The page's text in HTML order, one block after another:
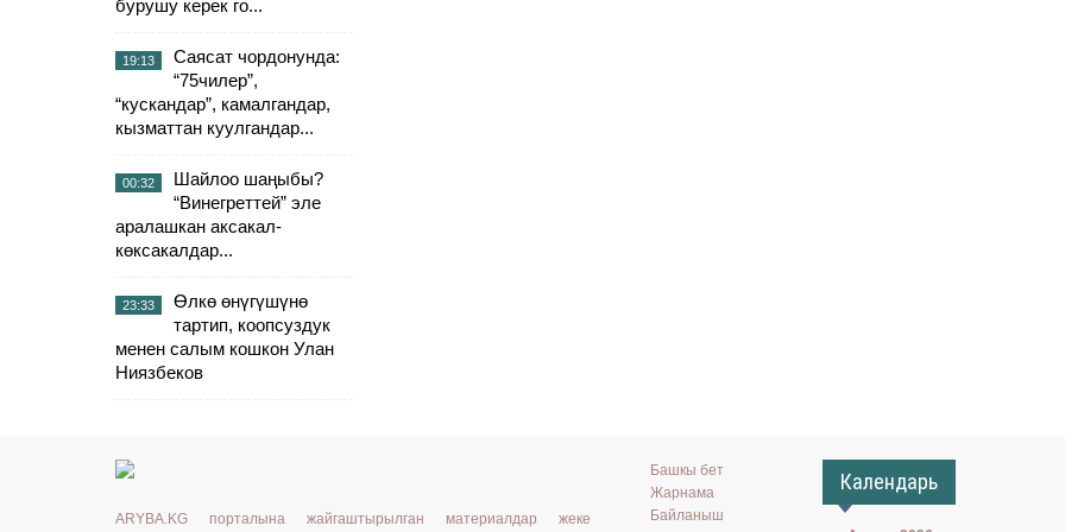
бурушу керек го...
19:13
Саясат чордонунда:
“75чилер”,
“кускандар”, камалгандар,
кызматтан куулгандар...
00:32
Шайлоо шаңыбы?
“Винегреттей” эле
аралашкан аксакал-
көксакалдар...
23:33
Өлкө өнүгүшүнө
тартип, коопсуздук
менен салым кошкон Улан
Ниязбеков
ARYBA.KG порталына жайгаштырылган материалдар жеке
Башкы бет
Жарнама
Байланыш
Календарь